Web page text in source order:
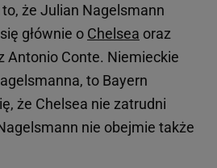
że Julian Nagelsmann
głównie o Chelsea oraz
Antonio Conte. Niemieckie
to Bayern
że Chelsea nie zatrudni
nie obejmie także